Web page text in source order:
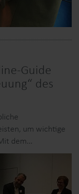
Guide
des
um wichtige
dem…